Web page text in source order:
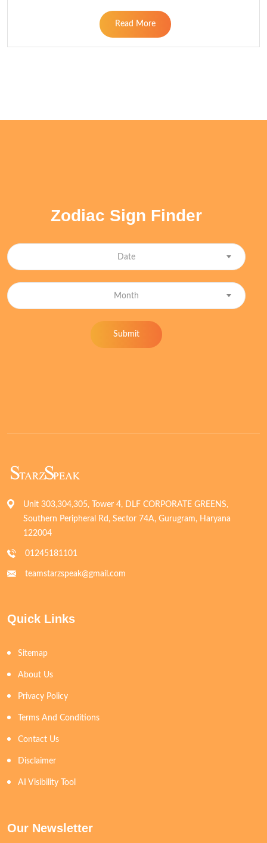
Read More
Zodiac Sign Finder
Date
Month
Submit
Unit 303,304,305, Tower 4, DLF CORPORATE GREENS,
Southern Peripheral Rd, Sector 74A, Gurugram, Haryana
122004
01245181101
teamstarzspeak@gmail.com
Quick Links
Sitemap
About Us
Privacy Policy
Terms And Conditions
Contact Us
Disclaimer
AI Visibility Tool
Our Newsletter